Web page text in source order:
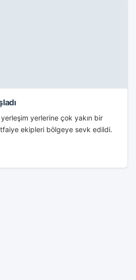
yerleşim yerlerine çok yakın bir
ekipleri bölgeye sevk edildi.